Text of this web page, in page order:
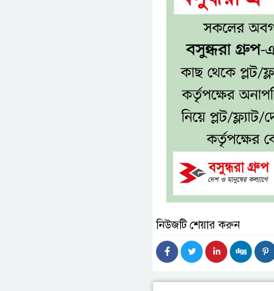
নিউজটি শেয়ার করুন